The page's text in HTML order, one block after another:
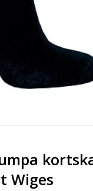
Wiges